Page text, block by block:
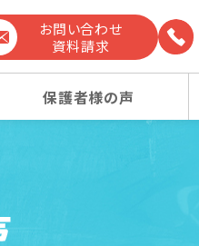
保護者様の声
お問い合わせ
資料請求